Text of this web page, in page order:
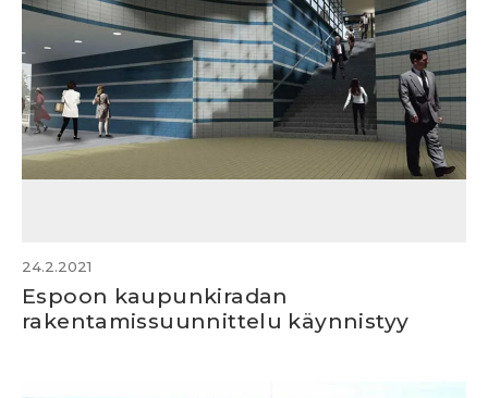
24.2.2021
Espoon kaupunkiradan
rakentamissuunnittelu käynnistyy